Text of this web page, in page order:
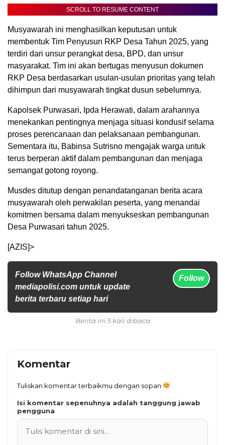
SCROLL TO RESUME CONTENT
Musyawarah ini menghasilkan keputusan untuk
membentuk Tim Penyusun RKP Desa Tahun 2025, yang
terdiri dari unsur perangkat desa, BPD, dan unsur
masyarakat. Tim ini akan bertugas menyusun dokumen
RKP Desa berdasarkan usulan-usulan prioritas yang telah
dihimpun dari musyawarah tingkat dusun sebelumnya.
Kapolsek Purwasari, Ipda Herawati, dalam arahannya
menekankan pentingnya menjaga situasi kondusif selama
proses perencanaan dan pelaksanaan pembangunan.
Sementara itu, Babinsa Sutrisno mengajak warga untuk
terus berperan aktif dalam pembangunan dan menjaga
semangat gotong royong.
Musdes ditutup dengan penandatanganan berita acara
musyawarah oleh perwakilan peserta, yang menandai
komitmen bersama dalam menyukseskan pembangunan
Desa Purwasari tahun 2025.
[AZIS]>
Follow WhatsApp Channel
mediapolisi.com untuk update
berita terbaru setiap hari
Follow
Berita ini 5 kali dibaca
Komentar
Tuliskan komentar terbaikmu dengan sopan
Isi komentar sepenuhnya adalah tanggung jawab
pengguna